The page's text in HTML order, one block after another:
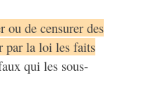
ou de censurer des
par la loi les faits
qui les sous-